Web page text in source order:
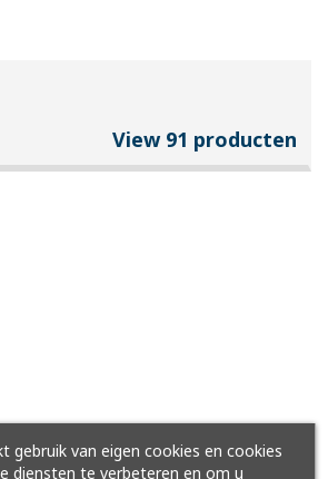
View 91 producten
gebruik van eigen cookies en cookies
diensten te verbeteren en om u